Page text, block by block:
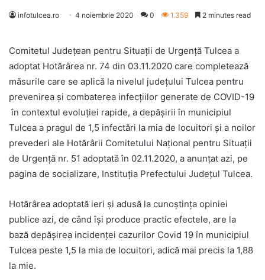
infotulcea.ro 4 noiembrie 2020 0 1.359 2 minutes read
Comitetul Județean pentru Situații de Urgență Tulcea a
adoptat Hotărârea nr. 74 din 03.11.2020 care completează
măsurile care se aplică la nivelul judeţului Tulcea pentru
prevenirea şi combaterea infecțiilor generate de COVID-19
în contextul evoluției rapide, a depășirii în municipiul
Tulcea a pragul de 1,5 infectări la mia de locuitori și a noilor
prevederi ale Hotărârii Comitetului Național pentru Situații
de Urgență nr. 51 adoptată în 02.11.2020, a anunţat azi, pe
pagina de socializare, Instituţia Prefectului Judeţul Tulcea.
Hotărârea adoptată ieri şi adusă la cunoştinţa opiniei
publice azi, de când îşi produce practic efectele, are la
bază depăşirea incidenţei cazurilor Covid 19 în municipiul
Tulcea peste 1,5 la mia de locuitori, adică mai precis la 1,88
la mie.